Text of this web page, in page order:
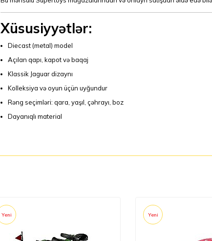
Xüsusiyyətlər:
Diecast (metal) model
Açılan qapı, kapot və baqaj
Klassik Jaguar dizaynı
Kolleksiya və oyun üçün uyğundur
Rəng seçimləri: qara, yaşıl, çəhrayı, boz
Dayanıqlı material
Yeni Yeni